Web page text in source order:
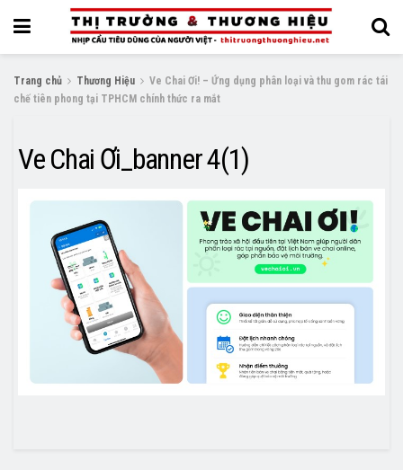
Trang chủ Thương Hiệu
Ve Chai Ơi! – Ứng dụng phân loại và thu gom rác tái
chế tiên phong tại TPHCM chính thức ra mắt
Ve Chai Ơi_banner 4(1)